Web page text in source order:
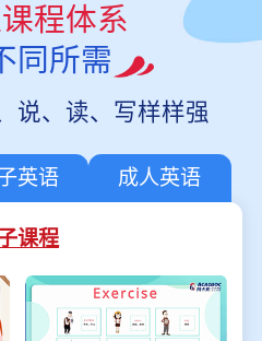
程体系
同所需
说、读、写样样强
英语 成人英语
课程